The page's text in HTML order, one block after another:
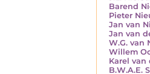
Barend
Pieter
Jan van
Jan van
W.G. van
Willem
Karel van
B.W.A.E.